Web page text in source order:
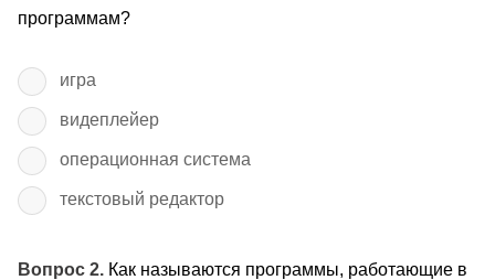
программам?
игра
видеплейер
операционная система
текстовый редактор
Вопрос 2. Как называются программы, работающие в